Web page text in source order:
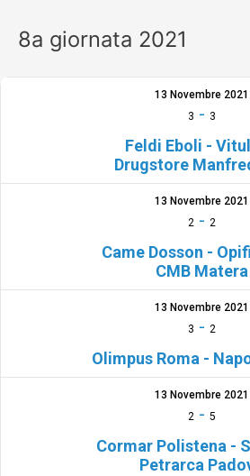
8a giornata 2021
13 Novembre 2021
3 - 3
Feldi Eboli -
Drugstore
13 Novembre 2021
2- 2
Came Dosson -
CMB Matera
13 Novembre 2021
3 - 2
Olimpus Roma -
13 Novembre 2021
2- 5
Cormar Polistena -
Petrarca